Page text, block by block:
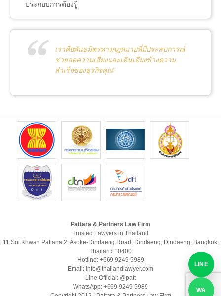
ประกอบการต้องรู้
เราคือพันธมิตรทางกฎหมายที่มีประสบการณ์
ช่วยลดความเสี่ยงและเดินเคียงข้างความ
สำเร็จของธุรกิจคุณ"
Pattara & Partners Law Firm
Trusted Lawyers in Thailand
11 Soi Khwan Pattana 2, Asoke-Dindaeng Road, Dindaeng, Dindaeng, Bangkok,
Thailand 10400
Hotline: +669 9249 5989
Email: info@thailandlawyer.com
Line Official: @patt
WhatsApp: +669 9249 5989
LINE
WA